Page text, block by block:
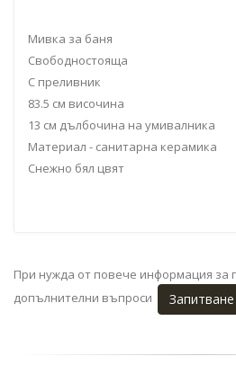
Мивка за баня
Свободностояща
С преливник
83.5 см височина
13 см дълбочина на умивалника
Материал - санитарна керамика
Снежно бял цвят
При нужда от повече информация за
допълнителни въпроси
Запитване